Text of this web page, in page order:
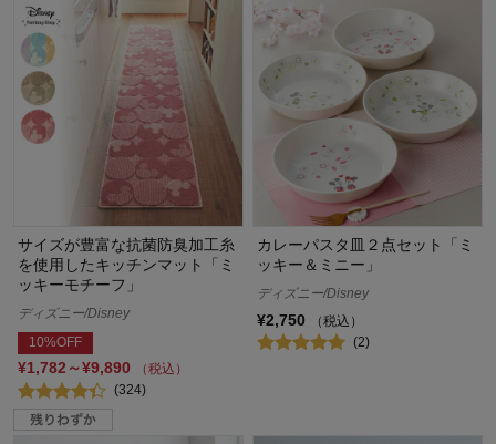
サイズが豊富な抗菌防臭加工糸
を使用したキッチンマット「ミ
ッキーモチーフ」
ディズニー/Disney
10%OFF
¥1,782～¥9,890
（税込）
(324)
カレーパスタ皿２点セット「ミ
ッキー＆ミニー」
ディズニー/Disney
¥2,750
（税込）
(2)